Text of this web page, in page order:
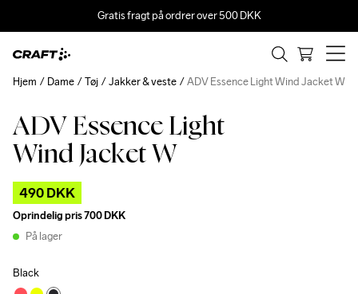
Gratis fragt på ordrer over 500 DKK
ADV Essence Light
Wind Jacket W
490 DKK
Oprindelig pris700 DKK
På lager
Black
Hjem Dame Tøj Jakker & veste ADV Essence Light Wind Jacket W
Outlet Recycled